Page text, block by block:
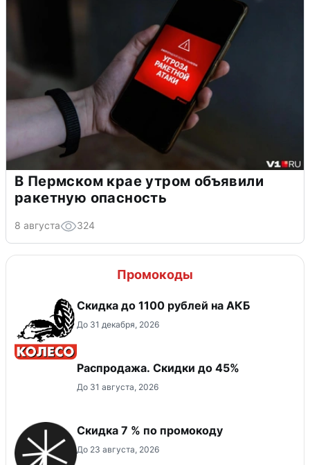
В Пермском крае утром объявили
ракетную опасность
8 августа 324
Промокоды
Скидка до 1100 рублей на АКБ
До 31 декабря, 2026
Распродажа. Скидки до 45%
До 31 августа, 2026
Скидка 7 % по промокоду
До 23 августа, 2026